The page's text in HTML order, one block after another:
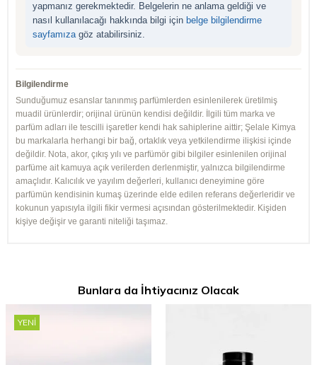
yapmanız gerekmektedir. Belgelerin ne anlama geldiği ve
nasıl kullanılacağı hakkında bilgi için belge bilgilendirme
sayfamızagöz atabilirsiniz.
Bilgilendirme
Sunduğumuz esanslar tanınmış parfümlerden esinlenilerek üretilmiş
muadil ürünlerdir; orijinal ürünün kendisi değildir. İlgili tüm marka ve
parfüm adları ile tescilli işaretler kendi hak sahiplerine aittir; Şelale Kimya
bu markalarla herhangi bir bağ, ortaklık veya yetkilendirme ilişkisi içinde
değildir. Nota, akor, çıkış yılı ve parfümör gibi bilgiler esinlenilen orijinal
parfüme ait kamuya açık verilerden derlenmiştir, yalnızca bilgilendirme
amaçlıdır. Kalıcılık ve yayılım değerleri, kullanıcı deneyimine göre
parfümün kendisinin kumaş üzerinde elde edilen referans değerleridir ve
kokunun yapısıyla ilgili fikir vermesi açısından gösterilmektedir. Kişiden
kişiye değişir ve garanti niteliği taşımaz.
Bunlara da İhtiyacınız Olacak
YENI